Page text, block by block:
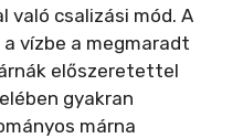
csalizási mód. A
vízbe a megmaradt
előszeretettel
gyakran
márna